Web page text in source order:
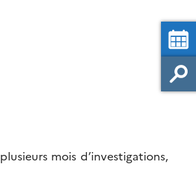
mois d’investigations,